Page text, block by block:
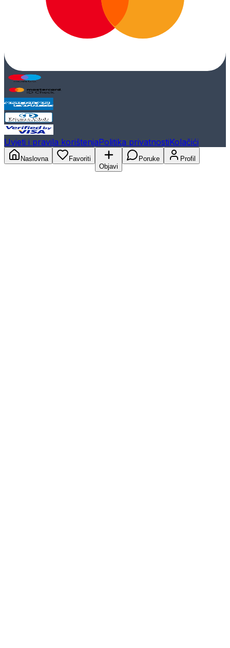
Uvjeti i pravila korištenjaPolitika privatnostiKolačići
Naslovna
Favoriti
Objavi
Poruke Profil